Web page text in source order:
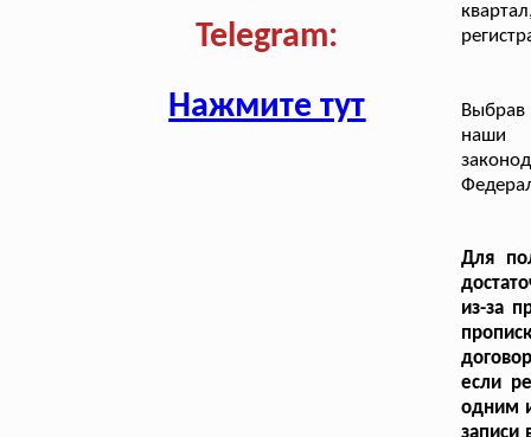
Telegram:
Нажмите тут
Выбрав
наши
Для
из-за
если
одним